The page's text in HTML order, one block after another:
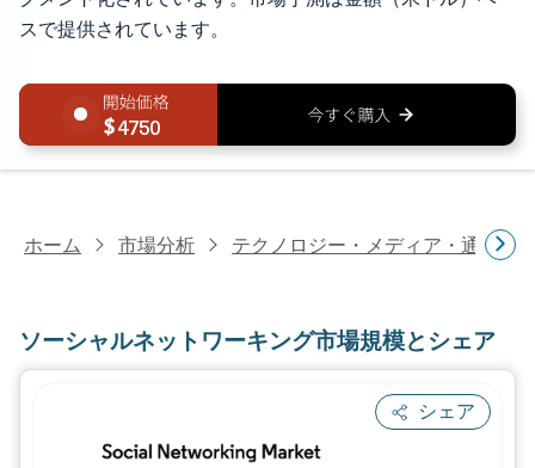
スで提供されています。
4750
ホーム 市場分析 テクノロジー・メディア・通信研
ソーシャルネットワーキング市場規模とシェア
シェア